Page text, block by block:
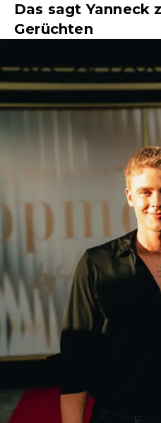
Das sagt Yanneck
Gerüchten